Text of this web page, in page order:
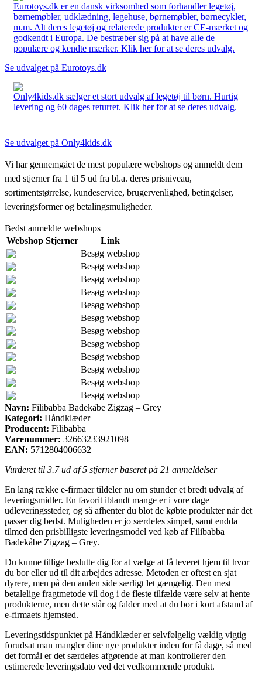
Eurotoys.dk er en dansk virksomhed som forhandler legetøj,
børnemøbler, udklædning, legehuse, børnemøbler, børnecykler,
m.m. Alt deres legetøj og relaterede produkter er CE-mærket og
godkendt i Europa. De bestræber sig på at have alle de
populære og kendte mærker. Klik her for at se deres udvalg.
Se udvalget på Eurotoys.dk
Only4kids.dk sælger et stort udvalg af legetøj til børn. Hurtig
levering og 60 dages returret. Klik her for at se deres udvalg.
Se udvalget på Only4kids.dk
Vi har gennemgået de mest populære webshops og anmeldt dem
med stjerner fra 1 til 5 ud fra bl.a. deres prisniveau,
sortimentstørrelse, kundeservice, brugervenlighed, betingelser,
leveringsformer og betalingsmuligheder.
Bedst anmeldte webshops
Webshop Stjerner
Link
Besøg webshop
Besøg webshop
Besøg webshop
Besøg webshop
Besøg webshop
Besøg webshop
Besøg webshop
Besøg webshop
Besøg webshop
Besøg webshop
Besøg webshop
Besøg webshop
Navn: Filibabba Badekåbe Zigzag – Grey
Kategori: Håndklæder
Producent: Filibabba
Varenummer: 32663233921098
EAN: 5712804006632
Vurderet til 3.7ud af 5 stjerner baseret på 21 anmeldelser
En lang række e-firmaer tildeler nu om stunder et bredt udvalg af
leveringsmidler. En favorit iblandt mange er i vore dage
udleveringssteder, og så afhenter du blot de købte produkter når det
passer dig bedst. Muligheden er jo særdeles simpel, samt endda
tilmed den prisbilligste leveringsmodel ved køb af Filibabba
Badekåbe Zigzag – Grey.
Du kunne tillige beslutte dig for at vælge at få leveret hjem til hvor
du bor eller ud til dit arbejdes adresse. Metoden er oftest en sjat
dyrere, men på den anden side særligt let gængelig. Den mest
betalelige fragtmetode vil dog i de fleste tilfælde være selv at hente
produkterne, men dette står og falder med at du bor i kort afstand af
e-firmaets hjemsted.
Leveringstidspunktet på Håndklæder er selvfølgelig vældig vigtig
forudsat man mangler dine nye produkter inden for få dage, så med
det formål er det særdeles afgørende at man kontrollerer den
estimerede leveringsdato ved det vedkommende produkt.